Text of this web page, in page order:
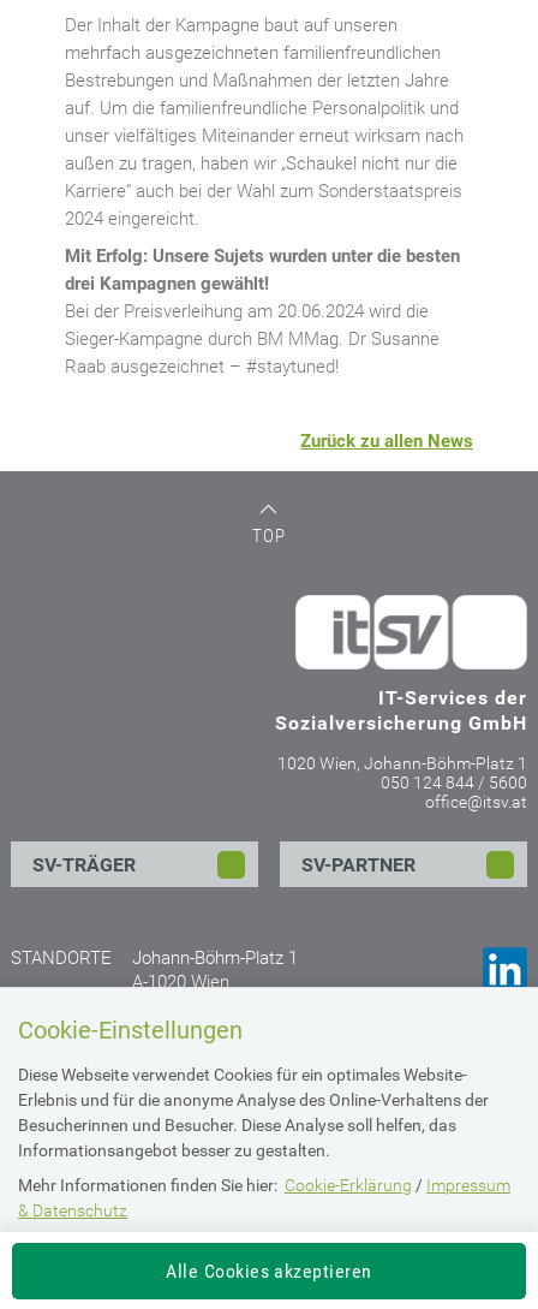
Cookie-Einstellungen
Diese Webseite verwendet Cookies für ein optimales Website-
Erlebnis und für die anonyme Analyse des Online-Verhaltens der
Besucherinnen und Besucher. Diese Analyse soll helfen, das
Informationsangebot besser zu gestalten.
Mehr Informationen finden Sie hier: Cookie-Erklärung / Impressum
& Datenschutz
Die Einstellung können Sie jederzeit auf der Seite "Imperssum &
" ändern.Alle Cookies akzeptieren
Der Inhalt der Kampagne baut auf unseren
mehrfach ausgezeichneten familienfreundlichen
Bestrebungen und Maßnahmen der letzten Jahre
auf. Um die familienfreundliche Personalpolitik und
unser vielfältiges Miteinander erneut wirksam nach
außen zu tragen, haben wir „Schaukel nicht nur die
Karriere“ auch bei der Wahl zum Sonderstaatspreis
2024 eingereicht.
Mit Erfolg: Unsere Sujets wurden unter die besten
drei Kampagnen gewählt!
Bei der Preisverleihung am 20.06.2024 wird die
Sieger-Kampagne durch BM MMag. Dr Susanne
Raab ausgezeichnet – #staytuned!
Zurück zu allen News
TOP
IT-Services der
Sozialversicherung GmbH
1020 Wien, Johann-Böhm-Platz 1
050 124 844 / 5600
office@itsv.at
SV-TRÄGER SV-PARTNER
STANDORTE
Johann-Böhm-Platz 1
A-1020 Wien
A- 4020 Linz
Anfahrtsplan
Impressum & Datenschutz
Barrierefreiheit